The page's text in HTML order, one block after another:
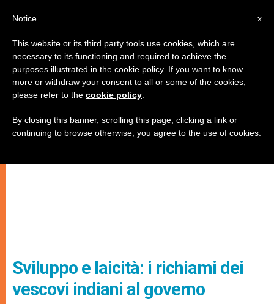
Sviluppo e laicità: i richiami dei
vescovi indiani al governo
x
Notice
This website or its third party tools use cookies, which are
necessary to its functioning and required to achieve the
purposes illustrated in the cookie policy. If you want to know
more or withdraw your consent to all or some of the cookies,
please refer to the cookie policy
By closing this banner, scrolling this page, clicking a link or
continuing to browse otherwise, you agree to the use of cookies.